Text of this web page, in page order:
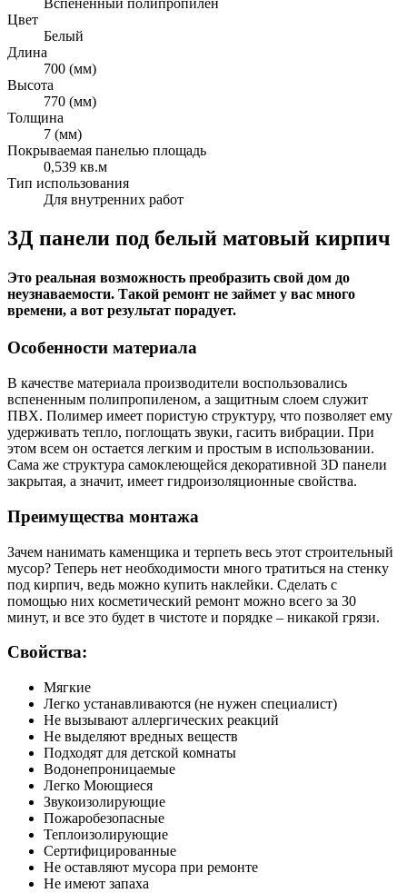
Вспененный полипропилен
Цвет
Белый
Длина
700 (мм)
Высота
770 (мм)
Толщина
7 (мм)
Покрываемая панелью площадь
0,539 кв.м
Тип использования
Для внутренних работ
3Д панели под белый матовый кирпич
Это реальная возможность преобразить свой дом до
неузнаваемости. Такой ремонт не займет у вас много
времени, а вот результат порадует.
Особенности материала
В качестве материала производители воспользовались
вспененным полипропиленом, а защитным слоем служит
ПВХ. Полимер имеет пористую структуру, что позволяет ему
удерживать тепло, поглощать звуки, гасить вибрации. При
этом всем он остается легким и простым в использовании.
Сама же структура самоклеющейся декоративной 3D панели
закрытая, а значит, имеет гидроизоляционные свойства.
Преимущества монтажа
Зачем нанимать каменщика и терпеть весь этот строительный
мусор? Теперь нет необходимости много тратиться на стенку
под кирпич, ведь можно купить наклейки. Сделать с
помощью них косметический ремонт можно всего за 30
минут, и все это будет в чистоте и порядке – никакой грязи.
Свойства:
Мягкие
Легко устанавливаются (не нужен специалист)
Не вызывают аллергических реакций
Не выделяют вредных веществ
Подходят для детской комнаты
Водонепроницаемые
Легко Моющиеся
Звукоизолирующие
Пожаробезопасные
Теплоизолирующие
Сертифицированные
Не оставляют мусора при ремонте
Не имеют запаха